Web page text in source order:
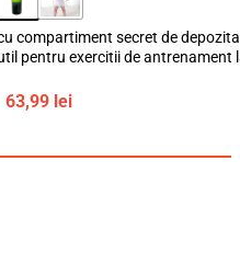
compartiment secret de
pentru exercitii de antrenament
63,99 lei